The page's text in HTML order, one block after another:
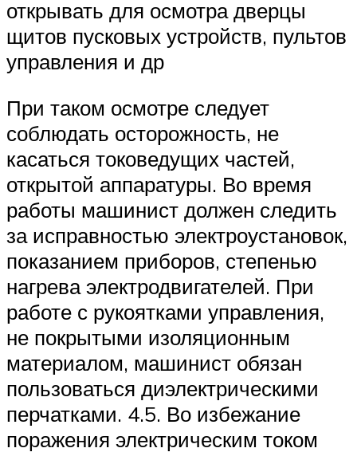
открывать для осмотра дверцы
щитов пусковых устройств, пультов
управления и др
При таком осмотре следует
соблюдать осторожность, не
касаться токоведущих частей,
открытой аппаратуры. Во время
работы машинист должен следить
за исправностью электроустановок,
показанием приборов, степенью
нагрева электродвигателей. При
работе с рукоятками управления,
не покрытыми изоляционным
материалом, машинист обязан
пользоваться диэлектрическими
перчатками. 4.5. Во избежание
поражения электрическим током